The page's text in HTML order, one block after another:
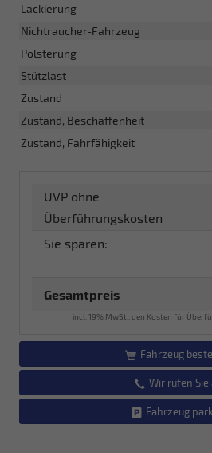
Lackierung
Nichtraucher-Fahrzeug
Polsterung
Stützlast
Zustand
Zustand, Beschaffenheit
Zustand, Fahrfähigkeit
UVP ohne
Überführungskosten
Sie sparen:
Gesamtpreis
incl. 19% MwSt., den Kosten für
Fahrzeug
Wir rufen Sie
Fahrzeug